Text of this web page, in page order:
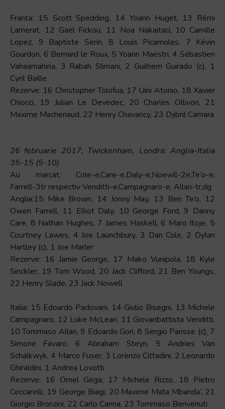
Franta: 15 Scott Spedding, 14 Yoann Huget, 13 Rémi
Lamerat, 12 Gaël Fickou, 11 Noa Nakaitaci, 10 Camille
Lopez, 9 Baptiste Serin, 8 Louis Picamoles, 7 Kévin
Gourdon, 6 Bernard le Roux, 5 Yoann Maestri, 4 Sébastien
Vahaamahina, 3 Rabah Slimani, 2 Guilhem Guirado (c), 1
Cyril Baille
Rezerve: 16 Christopher Tolofua, 17 Uini Atonio, 18 Xavier
Chiocci, 19 Julian Le Devedec, 20 Charles Ollivon, 21
Maxime Machenaud, 22 Henry Chavancy, 23 Djibril Camara
26 februarie 2017, Twickenham, Londra: Anglia-Italia
35-15 (5-10)
Au marcat: Cole-e,Care-e,Daly-e,Noewll-2e,Te’o-e,
Farrell-3tr respectiv Venditti-e,Campagnaro-e, Allan-tr,dg
Anglia:15 Mike Brown, 14 Jonny May, 13 Ben Te’o, 12
Owen Farrell, 11 Elliot Daly, 10 George Ford, 9 Danny
Care, 8 Nathan Hughes, 7 James Haskell, 6 Maro Itoje, 5
Courtney Lawes, 4 Joe Launchbury, 3 Dan Cole, 2 Dylan
Hartley (c), 1 Joe Marler
Rezerve: 16 Jamie George, 17 Mako Vunipola, 18 Kyle
Sinckler, 19 Tom Wood, 20 Jack Clifford, 21 Ben Youngs,
22 Henry Slade, 23 Jack Nowell
Italia: 15 Edoardo Padovani, 14 Giulio Bisegni, 13 Michele
Campagnaro, 12 Luke McLean, 11 Giovanbattista Venditti,
10 Tommaso Allan, 9 Edoardo Gori, 8 Sergio Parisse (c), 7
Simone Favaro, 6 Abraham Steyn, 5 Andries Van
Schalkwyk, 4 Marco Fuser, 3 Lorenzo Cittadini, 2 Leonardo
Ghiraldini, 1 Andrea Lovotti
Rezerve: 16 Ornel Gega, 17 Michele Rizzo, 18 Pietro
Ceccarelli, 19 George Biagi, 20 Maxime Mata Mbanda’, 21
Giorgio Bronzini, 22 Carlo Canna, 23 Tommaso Benvenuti